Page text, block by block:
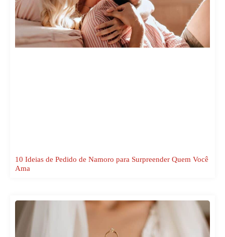
10 Ideias de Pedido de Namoro para Surpreender Quem Você
Ama